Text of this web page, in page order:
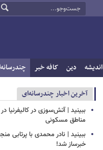
اندیشه دین کافه خبر
آخرین اخبار چندرسانه‌ای
ببینید | آتش‌سوزی در کالیفرنیا
مناطق مسکونی
ببینید | نادر محمدی با پرتابی
خبرساز شد!